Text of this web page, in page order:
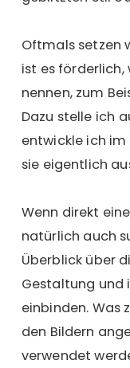
Oftmals setzen
ist es förderlich,
nennen, zum
Dazu stelle ich
entwickle ich im
sie eigentlich
Wenn direkt
natürlich auch
Überblick über
Gestaltung und
einbinden. Was
den Bildern
verwendet